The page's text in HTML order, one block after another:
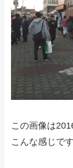
この画像は
こんな感じです